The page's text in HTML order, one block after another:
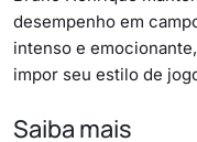
desempenho em
intenso e
impor seu estilo de
Saiba mais